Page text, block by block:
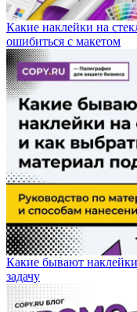
Какие наклейки на
ошибиться с макетом
Какие бывают
задачу